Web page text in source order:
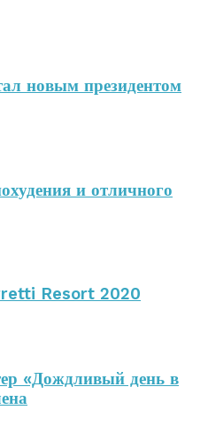
новым президентом
и отличного
Resort 2020
«Дождливый день в